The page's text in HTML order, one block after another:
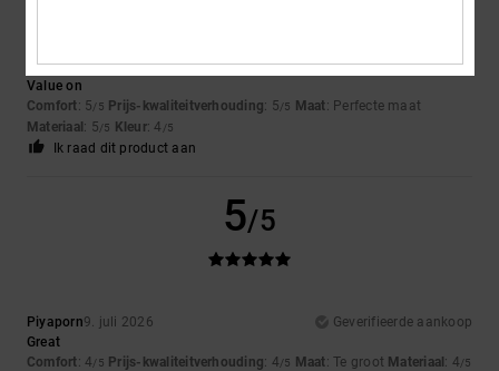
Jorris9. juli 2026
Geverifieerde aankoop
Value on
Comfort: 5/5 Prijs-kwaliteitverhouding: 5/5 Maat: Perfecte maat
Materiaal: 5/5 Kleur: 4 /5
Ik raad dit product aan
5/5
Piyaporn9. juli 2026
Geverifieerde aankoop
Great
Comfort: 4/5 Prijs-kwaliteitverhouding: 4/5 Maat: Te groot Materiaal: 4/5